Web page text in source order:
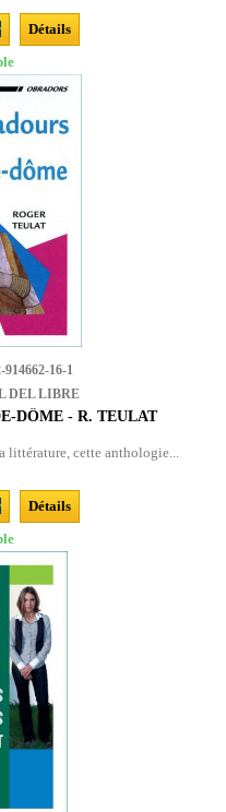
Détails
914662-16-1
DEL LIBRE
DÔME - R. TEULAT
littérature, cette anthologie...
Détails